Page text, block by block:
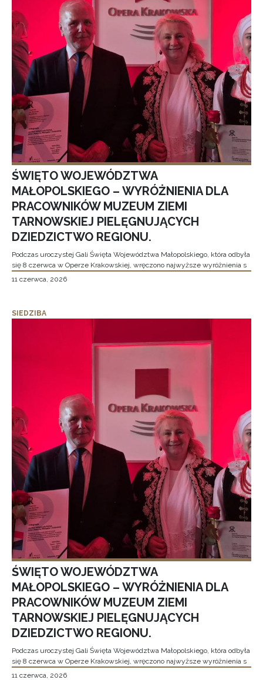
ŚWIĘTO WOJEWÓDZTWA
MAŁOPOLSKIEGO – WYRÓŻNIENIA DLA
PRACOWNIKÓW MUZEUM ZIEMI
TARNOWSKIEJ PIELĘGNUJĄCYCH
DZIEDZICTWO REGIONU.
Podczas uroczystej Gali Święta Województwa Małopolskiego, która odbyła
się 8 czerwca w Operze Krakowskiej, wręczono najwyższe wyróżnienia s
11 czerwca, 2026
SIEDZIBA
ŚWIĘTO WOJEWÓDZTWA
MAŁOPOLSKIEGO – WYRÓŻNIENIA DLA
PRACOWNIKÓW MUZEUM ZIEMI
TARNOWSKIEJ PIELĘGNUJĄCYCH
DZIEDZICTWO REGIONU.
Podczas uroczystej Gali Święta Województwa Małopolskiego, która odbyła
się 8 czerwca w Operze Krakowskiej, wręczono najwyższe wyróżnienia s
11 czerwca, 2026